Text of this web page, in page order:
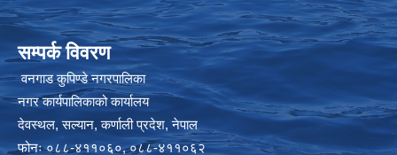
सम्पर्क विवरण
वनगाड कुपिण्डे नगरपालिका
नगर कार्यपालिकाको कार्यालय
देवस्थल, सल्यान, कर्णाली प्रदेश, नेपाल
फोनः ०८८-४११०६०, ०८८-४११०६२